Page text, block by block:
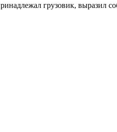
грузовик, выразил